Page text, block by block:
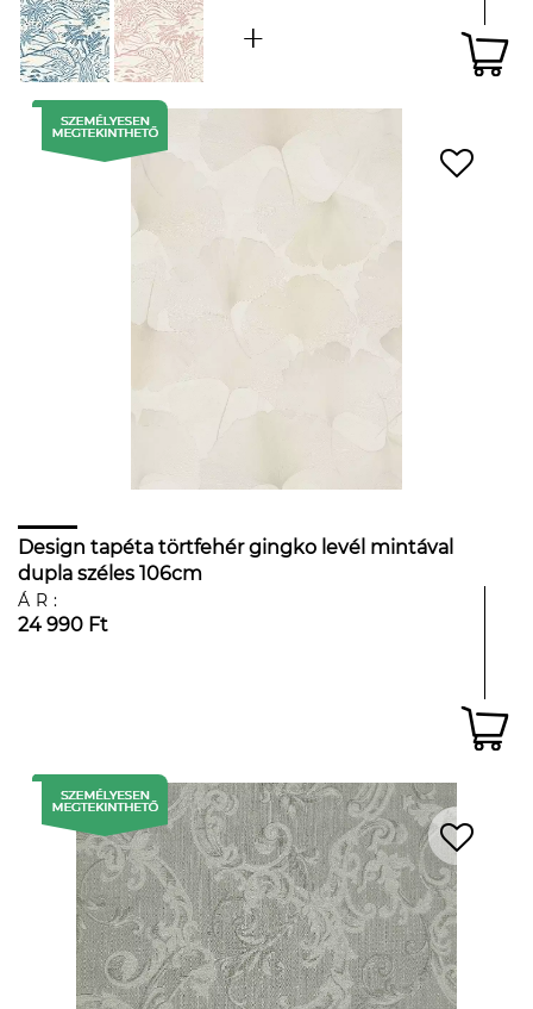
Design tapéta törtfehér gingko levél mintával
dupla széles 106cm
ÁR:
24 990 Ft